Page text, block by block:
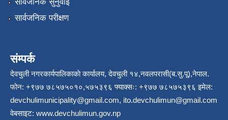
सार्वजनिक सुनुवाई
सार्वजनिक परीक्षण
संम्पर्क
देवचुली नगरकार्यपालिकाकाे कार्यालय, देवचुली १४,नवलपरासी(ब.सु.पू),नेपाल.
फोन: +९७७ ७८५७५०१०,५७५३९६ फ्याक्सः: +९७७ ७८५७५३९६ इमेल:
devchulimunicipality@gmail.com, ito.devchulimun@gmail.com
वेबसाइट: www.devchulimun.gov.np